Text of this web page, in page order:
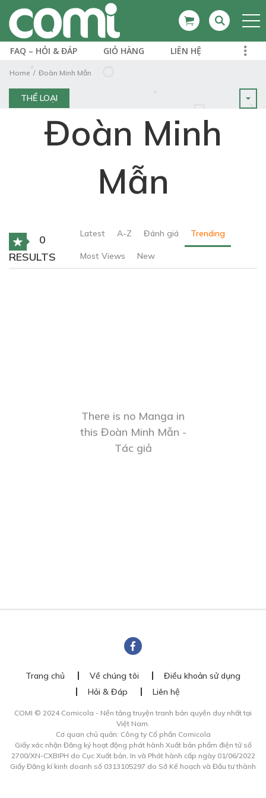
FAQ – HỎI & ĐÁP GIỎ HÀNG LIÊN HỆ
Home Đoàn Minh Mẫn
THỂ LOẠI
Đoàn Minh
Mẫn
0
RESULTS
Latest A-Z Đánh giá Trending
Most Views New
There is no Manga in
this Đoàn Minh Mẫn -
Tác giả
Trang chủ Về chúng tôi
Điều khoản sử dụng
Hỏi & Đáp
Liên hệ
COMI © 2024 Comicola - Nền tảng truyện tranh bản quyền duy nhất tại
Việt Nam.
Cơ quan chủ quản: Công ty Cổ phần Comicola
Giấy xác nhận Đăng ký hoạt động phát hành Xuất bản phẩm điện tử số
2700/XN-CXBIPH do Cục Xuất bản, In và Phát hành cấp ngày 01/06/2022
Giấy Đăng kí kinh doanh số 0313105297 do Sở Kế hoạch và Đầu tư thành